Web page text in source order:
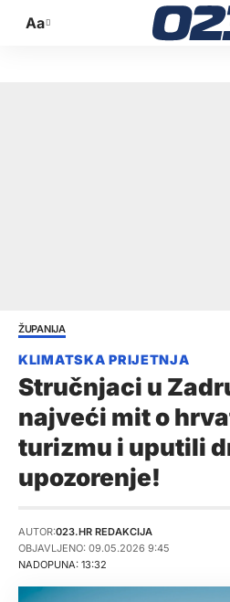
Promijeni
Aa
ŽUPANIJA
Stručnjaci u
najveći mit o
turizmu i uputili
upozorenje!
NADOPUNA: 13:32
AUTOR:023.HR REDAKCIJA
OBJAVLJENO: 09.05.2026 9:45